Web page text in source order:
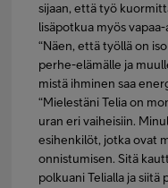
sijaan, että työ
lisäpotkua myös vapaa-
“Näen, että työllä on
perhe-elämälle ja
mistä ihminen saa
“Mielestäni Telia on
uran eri vaiheisiin.
esihenkilöt, jotka ovat
onnistumisen. Sitä
polkuani Telialla ja siitä